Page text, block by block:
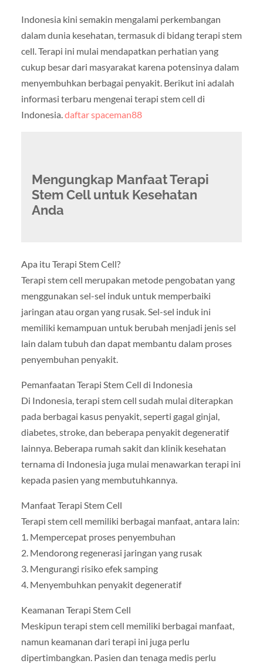
Indonesia kini semakin mengalami perkembangan
dalam dunia kesehatan, termasuk di bidang terapi stem
cell. Terapi ini mulai mendapatkan perhatian yang
cukup besar dari masyarakat karena potensinya dalam
menyembuhkan berbagai penyakit. Berikut ini adalah
informasi terbaru mengenai terapi stem cell di
Indonesia. daftar spaceman88
Mengungkap Manfaat Terapi
Stem Cell untuk Kesehatan
Anda
Apa itu Terapi Stem Cell?
Terapi stem cell merupakan metode pengobatan yang
menggunakan sel-sel induk untuk memperbaiki
jaringan atau organ yang rusak. Sel-sel induk ini
memiliki kemampuan untuk berubah menjadi jenis sel
lain dalam tubuh dan dapat membantu dalam proses
penyembuhan penyakit.
Pemanfaatan Terapi Stem Cell di Indonesia
Di Indonesia, terapi stem cell sudah mulai diterapkan
pada berbagai kasus penyakit, seperti gagal ginjal,
diabetes, stroke, dan beberapa penyakit degeneratif
lainnya. Beberapa rumah sakit dan klinik kesehatan
ternama di Indonesia juga mulai menawarkan terapi ini
kepada pasien yang membutuhkannya.
Manfaat Terapi Stem Cell
Terapi stem cell memiliki berbagai manfaat, antara lain:
1. Mempercepat proses penyembuhan
2. Mendorong regenerasi jaringan yang rusak
3. Mengurangi risiko efek samping
4. Menyembuhkan penyakit degeneratif
Keamanan Terapi Stem Cell
Meskipun terapi stem cell memiliki berbagai manfaat,
namun keamanan dari terapi ini juga perlu
dipertimbangkan. Pasien dan tenaga medis perlu